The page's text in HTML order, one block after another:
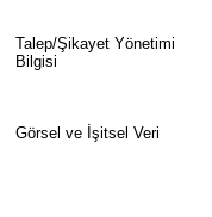
Talep/Şikayet Yönetimi
Bilgisi
Görsel ve İşitsel Veri